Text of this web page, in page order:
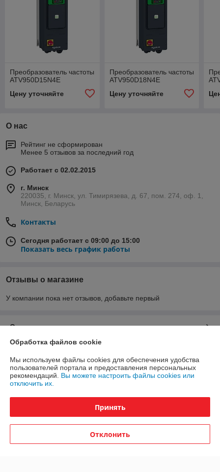
Преобразователь частоты
ATV950D15N4E
Цену уточняйте
Преобразователь частоты
ATV950D18N4E
Цену уточняйте
О нас
Рейтинг не сформирован
Менее 5 отзывов за последний год
Работает с 02.02.2015
г. Минск
220035, г. Минск, ул. Тимирязева, д. 67, пом. 274, оф. 1,
Минск, Беларусь
Контакты
Сегодня работает с 09:00 до 15:00
Показать весь график работы
Отзывы о магазине
У компании пока нет отзывов, добавьте первый
О нас
Доставка и оплата
График работы
Полная версия сайта
Политика обработки cookies
Обработка файлов cookie
Мы используем файлы cookies для обеспечения удобства
пользователей портала и предоставления персональных
рекомендаций. Вы можете настроить файлы cookies или
отключить их.
Принять
Отклонить